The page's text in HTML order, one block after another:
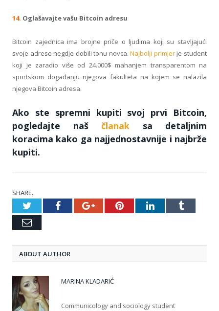
14. Oglašavajte vašu Bitcoin adresu
Bitcoin zajednica ima brojne priče o ljudima koji su stavljajući
svoje adrese negdje dobili tonu novca.Najbolji primjerje student
koji je zaradio više od 24.000$ mahanjem transparentom na
sportskom događanju njegova fakulteta na kojem se nalazila
njegova Bitcoin adresa.
Ako ste spremni kupiti svoj prvi Bitcoin,
pogledajte naš članak sa detaljnim
koracima kako ga najjednostavnije i najbrže
kupiti.
SHARE.
TwitterFacebookGoogle+PinterestLinkedInTumblr
Email
ABOUT AUTHOR
MARINA KLADARIĆ
Communicology and sociology student